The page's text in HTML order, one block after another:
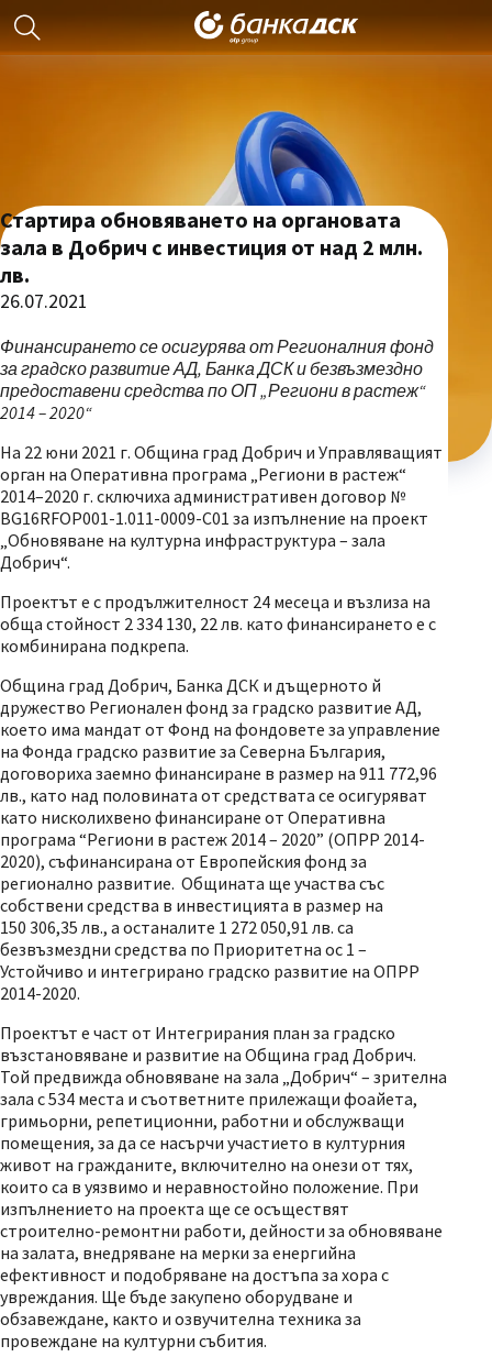
Стартира обновяването на органовата
зала в Добрич с инвестиция от над 2 млн.
лв.
26.07.2021
Финансирането се осигурява от Регионалния фонд
за градско развитие АД, Банка ДСК и безвъзмездно
предоставени средства по ОП „Региони в растеж“
2014 – 2020“
На 22 юни 2021 г. Община град Добрич и Управляващият
орган на Оперативна програма „Региони в растеж“
2014–2020 г. сключиха административен договор №
BG16RFOP001-1.011-0009-C01 за изпълнение на проект
„Обновяване на културна инфраструктура – зала
Добрич“.
Проектът е с продължителност 24 месеца и възлиза на
обща стойност 2 334 130, 22 лв. като финансирането е с
комбинирана подкрепа.
Община град Добрич, Банка ДСК и дъщерното й
дружество Регионален фонд за градско развитие АД,
което има мандат от Фонд на фондовете за управление
на Фонда градско развитие за Северна България,
договориха заемно финансиране в размер на 911 772,96
лв., като над половината от средствата се осигуряват
като нисколихвено финансиране от Оперативна
програма “Региони в растеж 2014 – 2020” (ОПРР 2014-
2020), съфинансирана от Европейския фонд за
регионално развитие. Общината ще участва със
собствени средства в инвестицията в размер на
150 306,35 лв., а останалите 1 272 050,91 лв. са
безвъзмездни средства по Приоритетна ос 1 –
Устойчиво и интегрирано градско развитие на ОПРР
2014-2020.
Проектът е част от Интегрирания план за градско
възстановяване и развитие на Община град Добрич.
Той предвижда обновяване на зала „Добрич“ – зрителна
зала с 534 места и съответните прилежащи фоайета,
гримьорни, репетиционни, работни и обслужващи
помещения, за да се насърчи участието в културния
живот на гражданите, включително на онези от тях,
които са в уязвимо и неравностойно положение. При
изпълнението на проекта ще се осъществят
строително-ремонтни работи, дейности за обновяване
на залата, внедряване на мерки за енергийна
ефективност и подобряване на достъпа за хора с
увреждания. Ще бъде закупено оборудване и
обзавеждане, както и озвучителна техника за
провеждане на културни събития.